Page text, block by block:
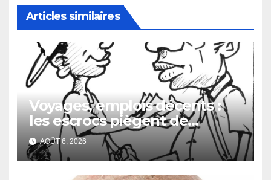
Articles similaires
Voyages, emplois décents :
les escrocs piègent de
nombreux jeunes
AOÛT 6, 2026